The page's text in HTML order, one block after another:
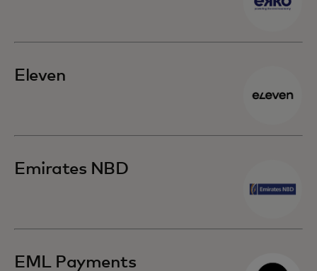
Eleven
Emirates NBD
EML Payments